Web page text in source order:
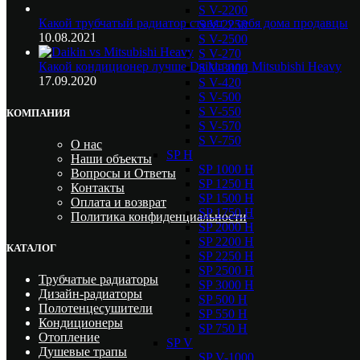
S V-2200
S V-2250
S V-2500
S V-270
S V-3000
S V-420
S V-500
S V-550
S V-570
S V-750
SP H
SP 1000 H
SP 1250 H
SP 1500 H
SP 1750 H
SP 2000 H
SP 2200 H
SP 2250 H
SP 2500 H
SP 3000 H
SP 500 H
SP 550 H
SP 750 H
SP V
SP V-1000
Какой трубчатый радиатор ставят у себя дома продавцы
10.08.2021
Какой кондиционер лучше Daikin или Mitsubishi Heavy
17.09.2020
КОМПАНИЯ
О нас
Наши объекты
Вопросы и Ответы
Контакты
Оплата и возврат
Политика конфиденциальности
КАТАЛОГ
Трубчатые радиаторы
Дизайн-радиаторы
Полотенцесушители
Кондиционеры
Отопление
Душевые трапы